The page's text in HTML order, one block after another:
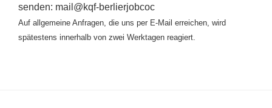
senden: mail@kqf-berlierjobcoc
Auf allgemeine Anfragen, die uns per E-Mail erreichen, wird
spätestens innerhalb von zwei Werktagen reagiert.